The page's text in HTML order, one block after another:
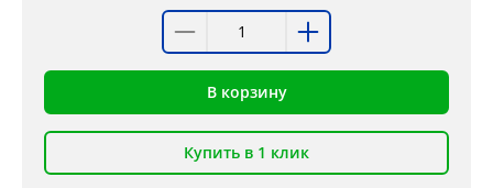
В корзину
Купить в 1 клик